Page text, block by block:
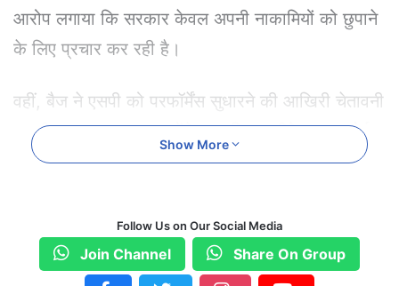
आरोप लगाया कि सरकार केवल अपनी नाकामियों को छुपाने
के लिए प्रचार कर रही है।
वहीं, बैज ने एसपी को परफॉर्मेंस सुधारने की आखिरी चेतावनी
पर भी सवाल उठाया। उन्होंने कहा कि अल्टीमेटम का कोई
असर नहीं हुआ। ननकी राम कंवर को रायपुर धरना देना पड़ा
भूपति समेत 60 नक्सलियों के आत्मसमर्पण की खबर पर बैज
ने सवाल उठाया। उन्होंने कहा कि पहले पकड़े गए नक्सलियों
Show More
Follow Us on Our Social Media
Join Channel Share On Group